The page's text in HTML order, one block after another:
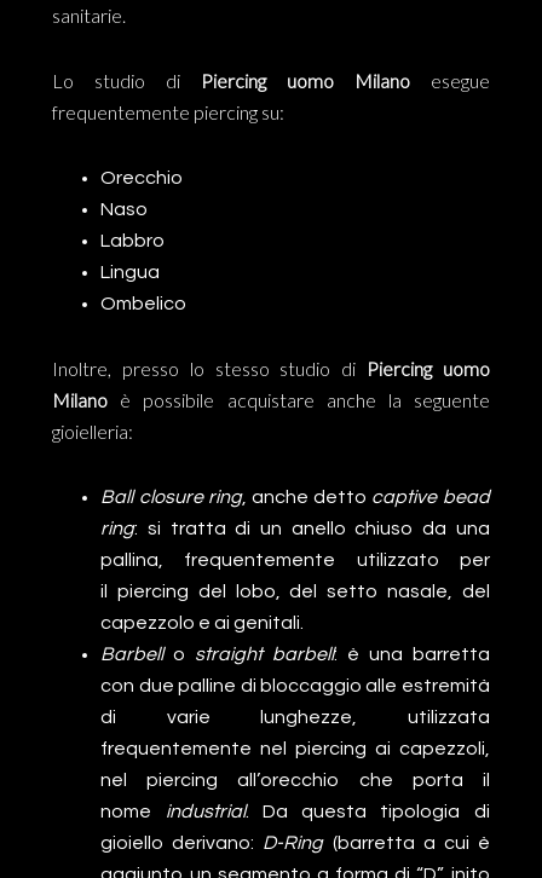
sanitarie.
Lo studio di Piercing uomo Milanoesegue
frequentemente piercing su:
Orecchio
Naso
Labbro
Lingua
Ombelico
Inoltre, presso lo stesso studio di Piercing uomo
Milano è possibile acquistare anche la seguente
gioielleria:
Ball closure ring, anche detto captive bead
ring: si tratta di un anello chiuso da una
pallina, frequentemente utilizzato per
il piercing del lobo, del setto nasale, del
capezzolo e ai genitali.
Barbello straight barbell: è una barretta
con due palline di bloccaggio alle estremità
di varie lunghezze, utilizzata
frequentemente nel piercing ai capezzoli,
nel piercing all’orecchio che porta il
nome industrial. Da questa tipologia di
gioiello derivano: D-Ring(barretta a cui è
aggiunto un segmento a forma di “D” inito